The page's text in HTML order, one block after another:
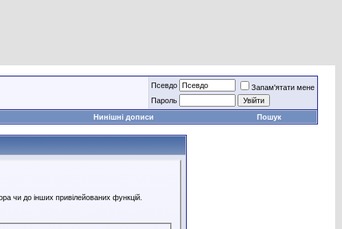
Псевдо
Запам'ятати мене
Пароль
Нинішні дописи Пошук
чи до інших привілейованих функцій.